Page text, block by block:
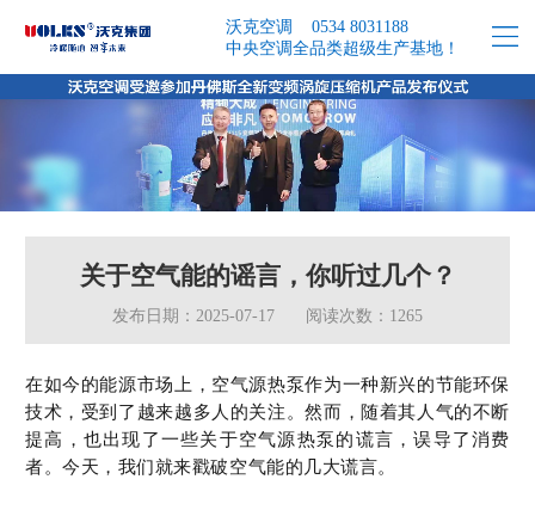
沃克空调 0534 8031188
中央空调全品类超级生产基地！
关于空气能的谣言，你听过几个？
发布日期：2025-07-17 阅读次数：1265
在如今的能源市场上，空气源热泵作为一种新兴的节能环保
技术，受到了越来越多人的关注。然而，随着其人气的不断
提高，也出现了一些关于空气源热泵的谎言，误导了消费
者。今天，我们就来戳破空气能的几大谎言。